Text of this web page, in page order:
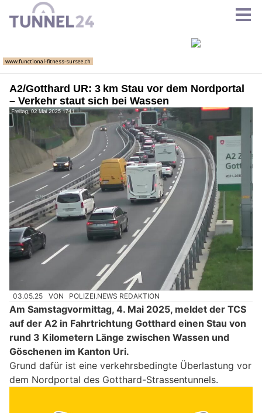
A2/Gotthard UR: 3 km Stau vor dem Nordportal
– Verkehr staut sich bei Wassen
03.05.25 VON POLIZEI.NEWS REDAKTION
Am Samstagvormittag, 4. Mai 2025, meldet der TCS
auf der A2 in Fahrtrichtung Gotthard einen Stau von
rund 3 Kilometern Länge zwischen Wassen und
Göschenen im Kanton Uri.
Grund dafür ist eine verkehrsbedingte Überlastung vor
dem Nordportal des Gotthard-Strassentunnels.